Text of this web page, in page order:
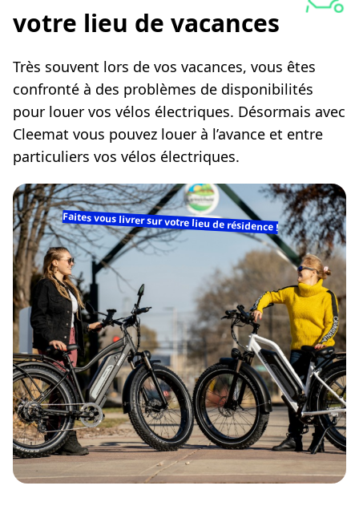
votre lieu de vacances
Très souvent lors de vos vacances, vous êtes
confronté à des problèmes de disponibilités
pour louer vos vélos électriques. Désormais avec
Cleemat vous pouvez louer à l’avance et entre
particuliers vos vélos électriques.
Faites vous livrer sur votre lieu de résidence !